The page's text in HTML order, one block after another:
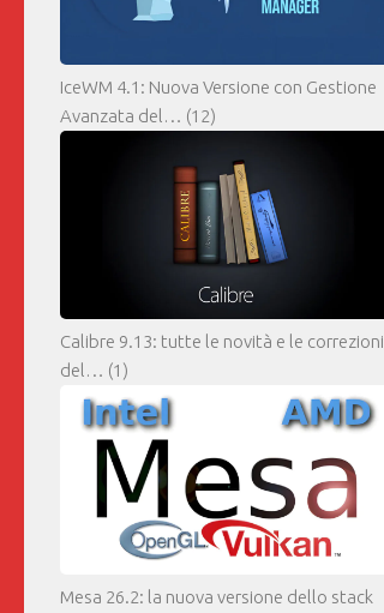
IceWM 4.1: Nuova Versione con Gestione
Avanzata del… (12)
Calibre 9.13: tutte le novità e le correzioni
del… (1)
Mesa 26.2: la nuova versione dello stack